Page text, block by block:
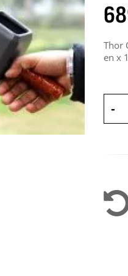
Thor
en x
-